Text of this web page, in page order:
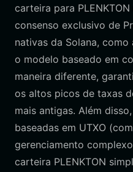
carteira para
consenso exclusivo de
nativas da Solana,
o modelo baseado em
maneira diferente,
os altos picos de taxas
mais antigas. Além
baseadas em UTXO
gerenciamento
carteira PLENKTON